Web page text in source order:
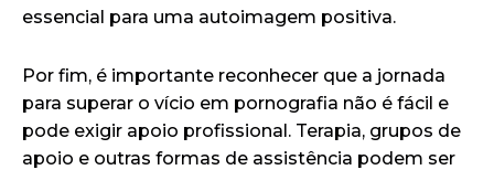
essencial para uma autoimagem positiva.
Por fim, é importante reconhecer que a jornada
para superar o vício em pornografia não é fácil e
pode exigir apoio profissional. Terapia, grupos de
apoio e outras formas de assistência podem ser